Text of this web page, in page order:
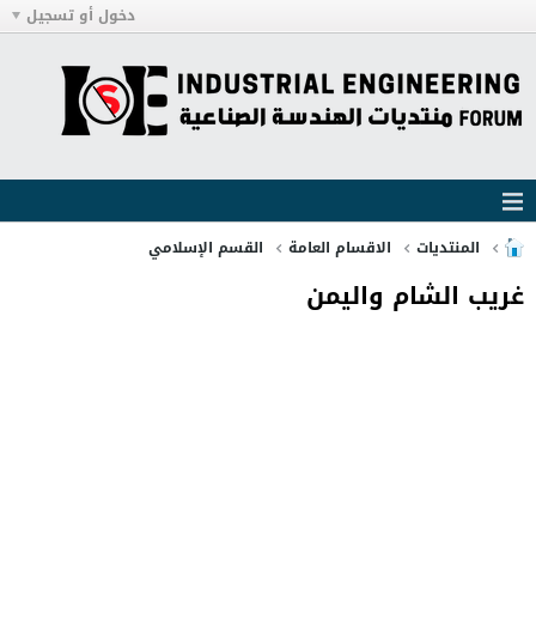
دخول أو تسجيل
المنتديات الاقسام العامة القسم الإسلامي
غريب الشام واليمن